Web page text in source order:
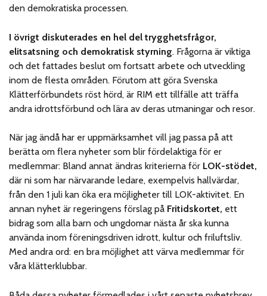
den demokratiska processen.
I övrigt diskuterades en hel del trygghetsfrågor,
elitsatsning och demokratisk styrning. Frågorna är viktiga
och det fattades beslut om fortsatt arbete och utveckling
inom de flesta områden. Förutom att göra Svenska
Klätterförbundets röst hörd, är RIM ett tillfälle att träffa
andra idrottsförbund och lära av deras utmaningar och resor.
När jag ändå har er uppmärksamhet vill jag passa på att
berätta om flera nyheter som blir fördelaktiga för er
medlemmar: Bland annat ändras kriterierna för LOK-stödet,
där ni som har närvarande ledare, exempelvis hallvärdar,
från den 1 juli kan öka era möjligheter till LOK-aktivitet. En
annan nyhet är regeringens förslag på Fritidskortet, ett
bidrag som alla barn och ungdomar nästa år ska kunna
använda inom föreningsdriven idrott, kultur och friluftsliv.
Med andra ord: en bra möjlighet att värva medlemmar för
våra klätterklubbar.